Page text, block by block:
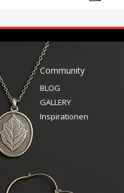
Community
BLOG
GALLERY
Inspirationen